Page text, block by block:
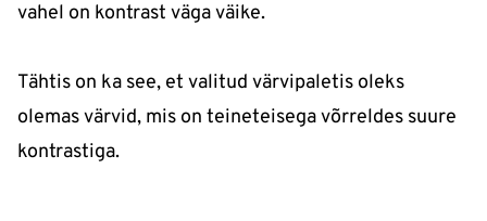
vahel on kontrast väga väike.
Tähtis on ka see, et valitud värvipaletis oleks
olemas värvid, mis on teineteisega võrreldes suure
kontrastiga.